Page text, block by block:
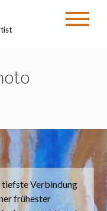
tiefste Verbindung
frühester